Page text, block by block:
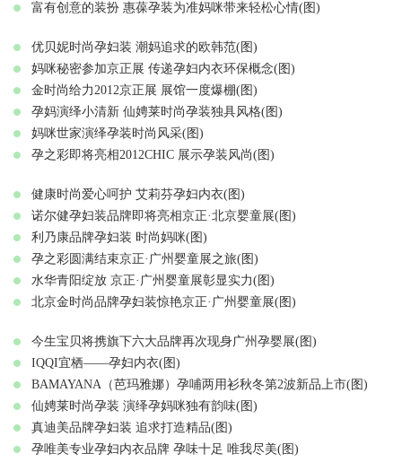
富有创意的装扮 惠葆孕装为准妈咪带来轻松心情(图)
优贝妮时尚孕妇装 潮妈追求的欧韩范(图)
妈咪秘密参加京正展 传递孕妇内衣环保概念(图)
金时尚给力2012京正展 展馆一度爆棚(图)
孕妈演绎小清新 仙娉莱时尚孕装独具风格(图)
妈咪世家演绎孕装时尚风采(图)
孕之彩即将亮相2012CHIC 展示孕装风尚(图)
健康时尚爱心呵护 艾莉芬孕妇内衣(图)
诺尔健孕妇装品牌即将亮相京正·北京婴童展(图)
利乃康品牌孕妇装 时尚妈咪(图)
孕之彩圆满结束京正·广州婴童展之旅(图)
水华青阳绽放 京正·广州婴童展彰显实力(图)
北京金时尚品牌孕妇装惊艳京正·广州婴童展(图)
今生宝贝将携旗下六大品牌再次现身广州孕婴展(图)
IQQI宜栖——孕妇内衣(图)
BAMAYANA（芭玛雅娜）孕哺两用衫秋冬第2波新品上市(图)
仙娉莱时尚孕装 演绎孕妈咪独有韵味(图)
真迪美品牌孕妇装 追求打造精品(图)
孕唯美专业孕妇内衣品牌 孕味十足 唯我尽美(图)